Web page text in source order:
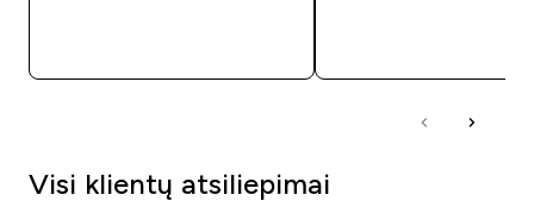
Visi klientų atsiliepimai